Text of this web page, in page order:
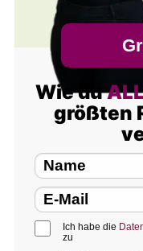
Wie du
größten
Ich habe die
zu